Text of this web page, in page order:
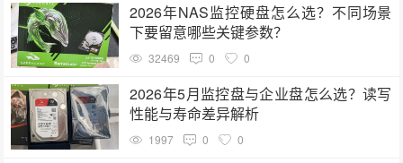
2026年NAS监控硬盘怎么选？不同场景
下要留意哪些关键参数？
32469 0 0
2026年5月监控盘与企业盘怎么选？读写
性能与寿命差异解析
1997 0 0